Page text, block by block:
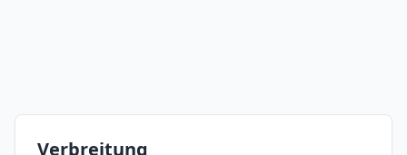
Verbreitung